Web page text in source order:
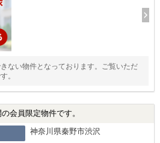
ない物件となっております。ご覧いただ
。
会員限定物件です。
神奈川県秦野市渋沢